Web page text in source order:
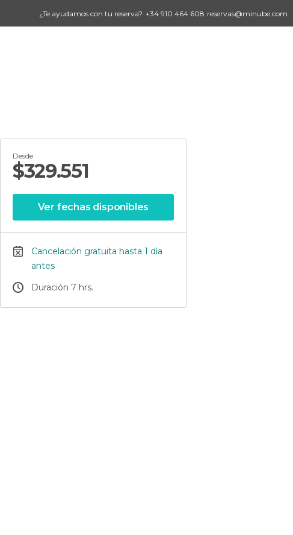
¿Te ayudamos con tu reserva? +34 910 464 608 reservas@minube.com
Desde
$329.551
Ver fechas disponibles
Cancelación gratuita hasta 1 día
antes
Duración 7 hrs.